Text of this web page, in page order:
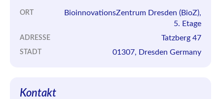
ORT
BioinnovationsZentrum Dresden (BioZ),
5. Etage
ADRESSE Tatzberg 47
STADT 01307, Dresden Germany
Kontakt